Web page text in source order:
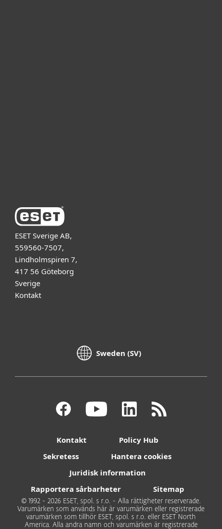
ESET Sverige AB,
559560-7507,
Lindholmspiren 7,
417 56 Göteborg
Sverige
Kontakt
Sweden (SV)
Kontakt
Policy Hub
Sekretess
Hantera cookies
Juridisk information
Rapportera sårbarheter
Sitemap
© 1992 - 2026 ESET, spol. s r.o. - Alla rättigheter reserverade.
Varumärken som används här är varumärken eller registrerade
varumärken som tillhör ESET, spol. s r.o. eller ESET North
America. Alla andra namn och varumärken är registrerade